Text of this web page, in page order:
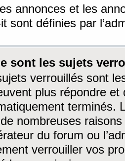
annonces et les
sont définies par
sont les sujets
verrouillés sont
plus répondre
terminés.
nombreuses
du forum ou
verrouiller vos